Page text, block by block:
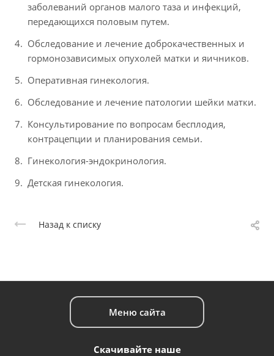
заболеваний органов малого таза и инфекций,
передающихся половым путем.
Обследование и лечение доброкачественных и
гормонозависимых опухолей матки и яичников.
Оперативная гинекология.
Обследование и лечение патологии шейки матки.
Консультирование по вопросам бесплодия,
контрацепции и планирования семьи.
Гинекология-эндокринология.
Детская гинекология.
Назад к списку
Меню сайта
Скачивайте наше